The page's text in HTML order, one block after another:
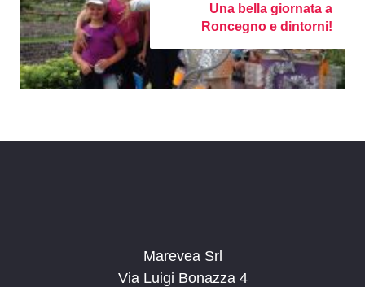
Una bella giornata a
Roncegno e dintorni!
Marevea Srl
Via Luigi Bonazza 4